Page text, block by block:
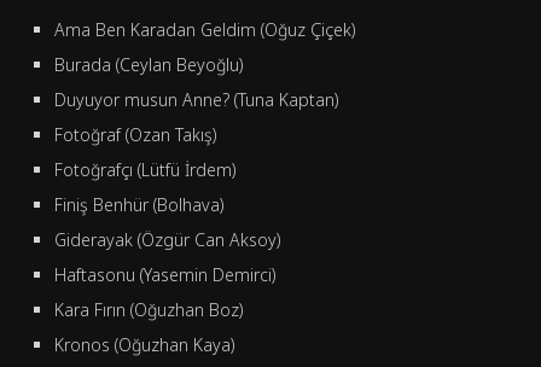
Ama Ben Karadan Geldim (Oğuz Çiçek)
Burada (Ceylan Beyoğlu)
Duyuyor musun Anne? (Tuna Kaptan)
Fotoğraf (Ozan Takış)
Fotoğrafçı (Lütfü İrdem)
Finiş Benhür (Bolhava)
Giderayak (Özgür Can Aksoy)
Haftasonu (Yasemin Demirci)
Kara Fırın (Oğuzhan Boz)
Kronos (Oğuzhan Kaya)